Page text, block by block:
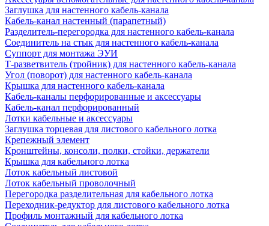
Заглушка для настенного кабель-канала
Кабель-канал настенный (парапетный)
Разделитель-перегородка для настенного кабель-канала
Соединитель на стык для настенного кабель-канала
Суппорт для монтажа ЭУИ
Т-разветвитель (тройник) для настенного кабель-канала
Угол (поворот) для настенного кабель-канала
Крышка для настенного кабель-канала
Кабель-каналы перфорированные и аксессуары
Кабель-канал перфорированный
Лотки кабельные и аксессуары
Заглушка торцевая для листового кабельного лотка
Крепежный элемент
Кронштейны, консоли, полки, стойки, держатели
Крышка для кабельного лотка
Лоток кабельный листовой
Лоток кабельный проволочный
Перегородка разделительная для кабельного лотка
Переходник-редуктор для листового кабельного лотка
Профиль монтажный для кабельного лотка